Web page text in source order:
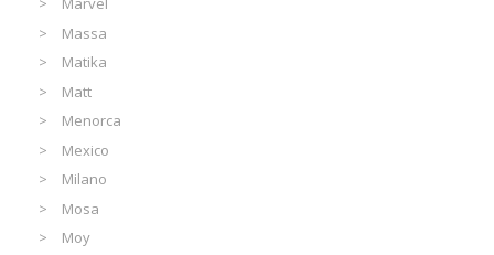
Massa
Matika
Matt
Menorca
Mexico
Milano
Mosa
Moy